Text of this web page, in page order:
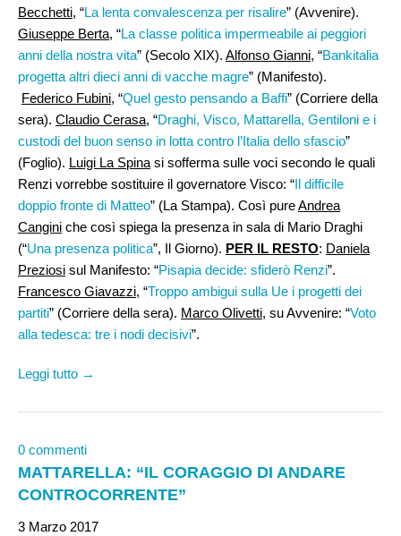
Becchetti, “La lenta convalescenza per risalire” (Avvenire).
Giuseppe Berta, “La classe politica impermeabile ai peggiori
anni della nostra vita” (Secolo XIX). Alfonso Gianni, “Bankitalia
progetta altri dieci anni di vacche magre” (Manifesto).
Federico Fubini, “Quel gesto pensando a Baffi” (Corriere della
sera). Claudio Cerasa, “Draghi, Visco, Mattarella, Gentiloni e i
custodi del buon senso in lotta contro l’Italia dello sfascio”
(Foglio). Luigi La Spina si sofferma sulle voci secondo le quali
Renzi vorrebbe sostituire il governatore Visco: “Il difficile
doppio fronte di Matteo” (La Stampa). Così pureAndrea
Cangini che così spiega la presenza in sala di Mario Draghi
(“Una presenza politica”, Il Giorno). PER IL RESTO: Daniela
Preziosi sul Manifesto: “Pisapia decide: sfiderò Renzi”.
Francesco Giavazzi, “Troppo ambigui sulla Ue i progetti dei
partiti” (Corriere della sera). Marco Olivetti, su Avvenire: “Voto
alla tedesca: tre i nodi decisivi”.
Leggi tutto →
0 commenti
MATTARELLA: “IL CORAGGIO DI ANDARE
CONTROCORRENTE”
3 Marzo 2017